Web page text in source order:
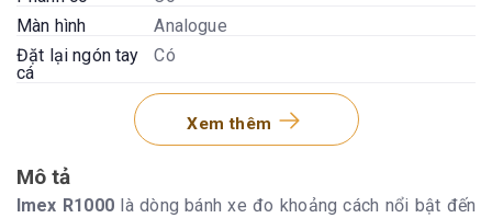
Màn hình
Analogue
Đặt lại ngón tay
cá
Có
Xem thêm
Mô tả
Imex R1000là dòng bánh xe đo khoảng cách nổi bật đến